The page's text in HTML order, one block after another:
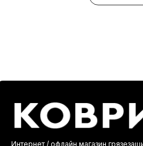
Интернет / офлайн магазин